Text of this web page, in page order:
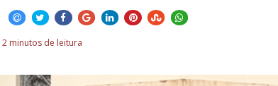
minutos de leitura